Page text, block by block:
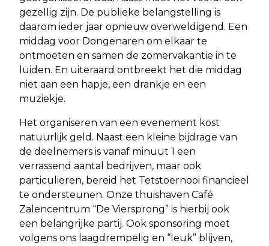
gezellig zijn. De publieke belangstelling is
daarom ieder jaar opnieuw overweldigend. Een
middag voor Dongenaren om elkaar te
ontmoeten en samen de zomervakantie in te
luiden. En uiteraard ontbreekt het die middag
niet aan een hapje, een drankje en een
muziekje.
Het organiseren van een evenement kost
natuurlijk geld. Naast een kleine bijdrage van
de deelnemers is vanaf minuut 1 een
verrassend aantal bedrijven, maar ook
particulieren, bereid het Tetstoernooi financieel
te ondersteunen. Onze thuishaven Café
Zalencentrum “De Viersprong” is hierbij ook
een belangrijke partij. Ook sponsoring moet
volgens ons laagdrempelig en “leuk” blijven,